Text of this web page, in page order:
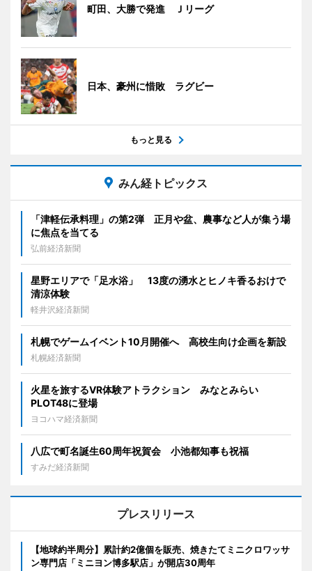
町田、大勝で発進 Ｊリーグ
日本、豪州に惜敗 ラグビー
もっと見る
みん経トピックス
「津軽伝承料理」の第2弾 正月や盆、農事など人が集う場
に焦点を当てる
弘前経済新聞
星野エリアで「足水浴」 13度の湧水とヒノキ香るおけで
清涼体験
軽井沢経済新聞
札幌でゲームイベント10月開催へ 高校生向け企画を新設
札幌経済新聞
火星を旅するVR体験アトラクション みなとみらい
PLOT48に登場
ヨコハマ経済新聞
八広で町名誕生60周年祝賀会 小池都知事も祝福
すみだ経済新聞
プレスリリース
【地球約半周分】累計約2億個を販売、焼きたてミニクロワッサ
ン専門店「ミニヨン博多駅店」が開店30周年